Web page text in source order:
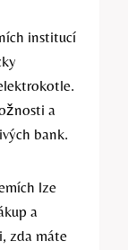
institucí
a
bank.
lze
a
zda máte